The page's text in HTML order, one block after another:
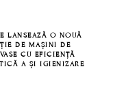
LANSEAZĂ O NOUĂ
DE MAȘINI DE
CU EFICIENȚĂ
A ȘI IGIENIZARE